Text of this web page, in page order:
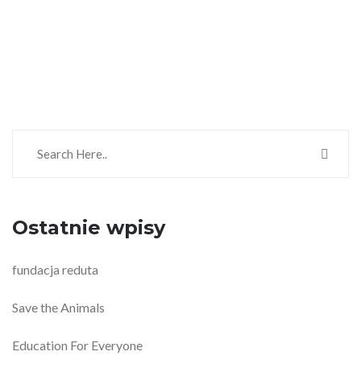
Ostatnie wpisy
fundacja reduta
Save the Animals
Education For Everyone